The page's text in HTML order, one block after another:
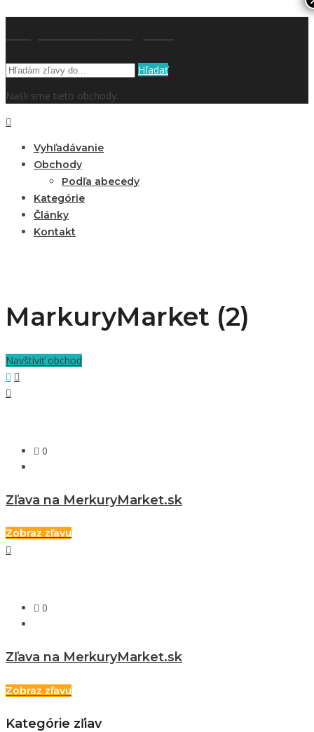
Hľadať
Našli sme tieto obchody:
Vyhľadávanie
Obchody
Podľa abecedy
Kategórie
Články
Kontakt
MarkuryMarket (2)
Navštíviť obchod
0
Zľava na MerkuryMarket.sk
Zobraz zľavu
0
Zľava na MerkuryMarket.sk
Zobraz zľavu
Kategórie zľiav